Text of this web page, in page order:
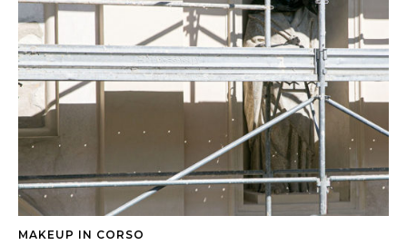
MAKEUP IN CORSO